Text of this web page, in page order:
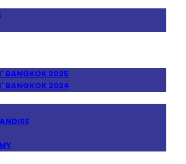
BANGKOK 2025
BANGKOK 2024